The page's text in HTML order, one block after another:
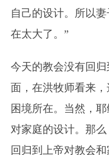
自己的设计。所以
在太大了。”
今天的教会没有回
面，在洪牧师看来
困境所在。当然，
对家庭的设计。那
回归到上帝对教会